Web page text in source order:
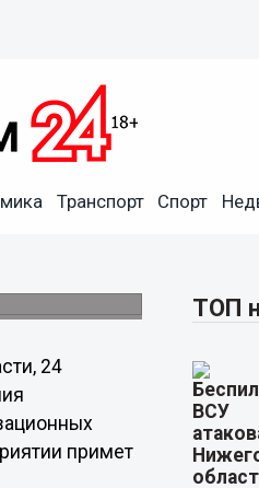
Транспорт Спорт
24
примет
ТОП